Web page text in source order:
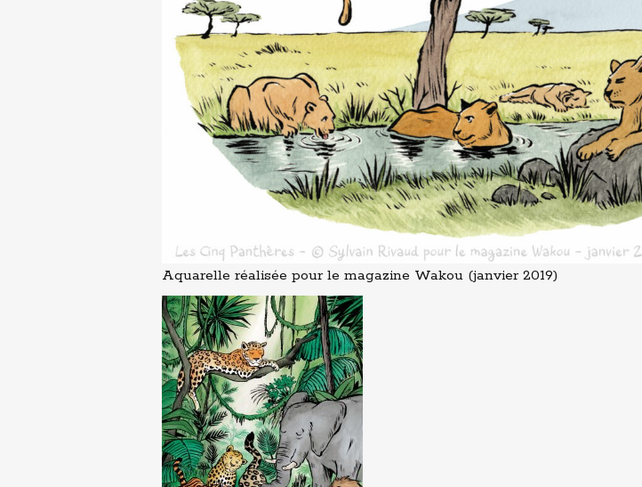
Aquarelle réalisée pour le magazine Wakou (janvier 2019)